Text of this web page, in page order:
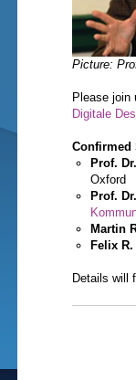
Picture:
Please join
Digitale
Confirmed
Prof.
Oxford
Prof.
Martin
Felix
Details will